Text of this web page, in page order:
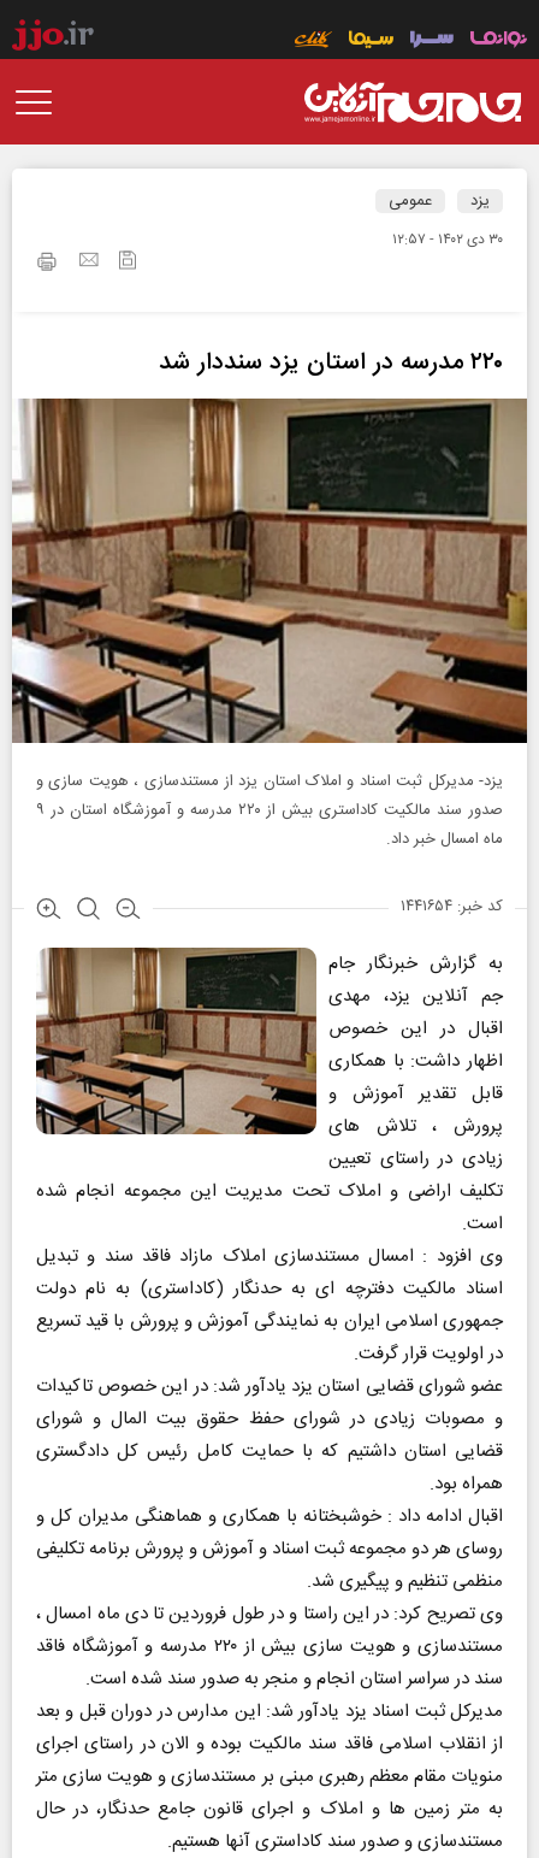
یزد عمومی
۳۰ دی ۱۴۰۲ - ۱۲:۵۷
۲۲۰ مدرسه در استان یزد سنددار شد
یزد- مدیرکل ثبت اسناد و املاک استان یزد از مستندسازی ، هویت سازی و
صدور سند مالکیت کاداستری بیش از ۲۲۰ مدرسه و آموزشگاه استان در ۹
ماه امسال خبر داد.
کد خبر: ۱۴۴۱۶۵۴
به گزارش خبرنگار جام
جم آنلاین یزد، مهدی
اقبال در این خصوص
اظهار داشت: با همکاری
قابل تقدیر آموزش و
پرورش ، تلاش های
زیادی در راستای تعیین
تکلیف اراضی و املاک تحت مدیریت این مجموعه انجام شده
است.
وی افزود : امسال مستندسازی املاک مازاد فاقد سند و تبدیل
اسناد مالکیت دفترچه ای به حدنگار (کاداستری) به نام دولت
جمهوری اسلامی ایران به نمایندگی آموزش و پرورش با قید تسریع
در اولویت قرار گرفت.
عضو شورای قضایی استان یزد یادآور شد: در این خصوص تاکیدات
و مصوبات زیادی در شورای حفظ حقوق بیت المال و شورای
قضایی استان داشتیم که با حمایت کامل رئیس کل دادگستری
همراه بود.
اقبال ادامه داد : خوشبختانه با همکاری و هماهنگی مدیران کل و
روسای هر دو مجموعه ثبت اسناد و آموزش و پرورش برنامه تکلیفی
منظمی تنظیم و پیگیری شد.
وی تصریح کرد: در این راستا و در طول فروردین تا دی ماه امسال ،
مستندسازی و هویت سازی بیش از ۲۲۰ مدرسه و آموزشگاه فاقد
سند در سراسر استان انجام و منجر به صدور سند شده است.
مدیرکل ثبت اسناد یزد یادآور شد: این مدارس در دوران قبل و بعد
از انقلاب اسلامی فاقد سند مالکیت بوده و الان در راستای اجرای
منویات مقام معظم رهبری مبنی بر مستندسازی و هویت سازی متر
به متر زمین ها و املاک و اجرای قانون جامع حدنگار، در حال
مستندسازی و صدور سند کاداستری آنها هستیم.